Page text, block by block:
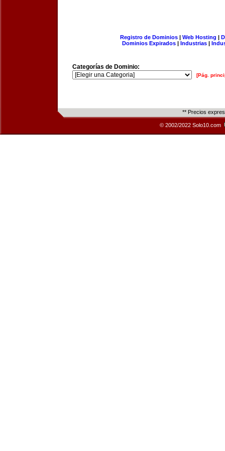
Registro de Dominios| Web Hosting |
Dominios Expirados | Industrias |
Categorías de Dominio:
[Pág.
** Precios
© 2002/2022 Solo10.com